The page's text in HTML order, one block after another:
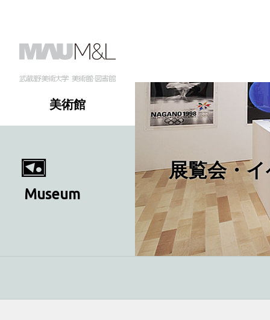
Museum
美術館
展覧会・